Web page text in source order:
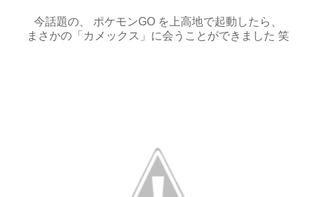
今話題の、 ポケモンGO を上高地で起動したら、
まさかの「カメックス」に会うことができました 笑